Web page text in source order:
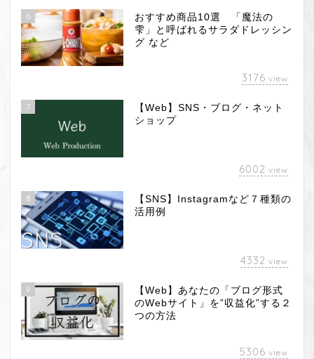
6
おすすめ商品10選 「魔法の
雫」と呼ばれるサラダドレッシン
グ など
3176 view
7
【Web】SNS・ブログ・ネット
ショップ
6002 view
8
【SNS】Instagramなど７種類の
活用例
4332 view
9
【Web】あなたの「ブログ形式
のWebサイト」を”収益化”する２
つの方法
5306 view